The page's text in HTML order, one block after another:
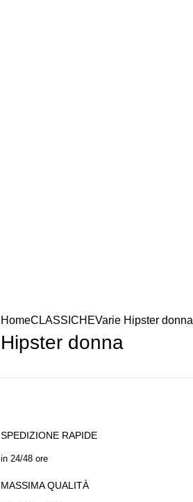
HomeCLASSICHEVarie Hipster donna
Hipster donna
SPEDIZIONE RAPIDE
in 24/48 ore
MASSIMA QUALITÀ